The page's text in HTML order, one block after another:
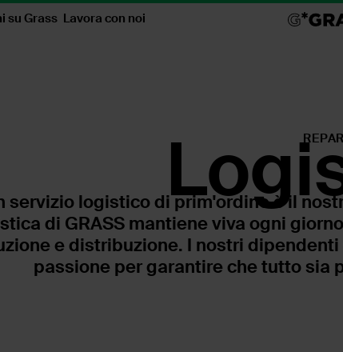
su Grass Lavora con noi
servizio logistico di prim'ordine è il
di GRASS mantiene viva ogni
e distribuzione. I nostri
passione per garantire che tutto sia